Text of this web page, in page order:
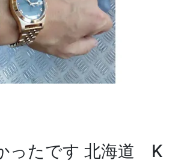
ったです 北海道 K